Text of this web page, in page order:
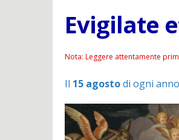
Evigilate
Nota: Leggere attentamente
Il 15 agostodi ogni